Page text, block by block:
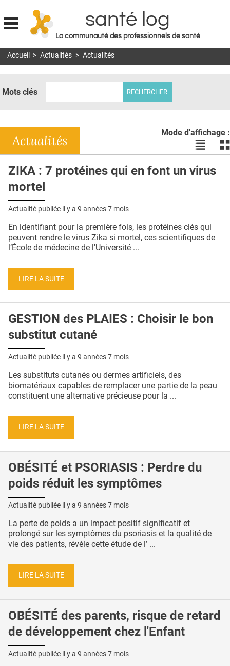
Jump to navigation
santé log
La communauté des professionnels de santé
MON COMPTE
DOSSIERS
RÉSEAUX
E-REVUE SAD
QUI SOMMES-NOUS ?
CONDITIONS GÉNÉRALES
CRÉDITS
Accueil > Actualités > Actualités
Mots clés
Mode d'affichage :
Voir
les
en
les
Actualités
ZIKA : 7 protéines qui en font un virus
mortel
Actualité publiée il y a 9 années 7 mois
En identifiant pour la première fois, les protéines clés qui
peuvent rendre le virus Zika si mortel, ces scientifiques de
l’École de médecine de l'Université ...
LIRE LA SUITE
GESTION des PLAIES : Choisir le bon
substitut cutané
Actualité publiée il y a 9 années 7 mois
Les substituts cutanés ou dermes artificiels, des
biomatériaux capables de remplacer une partie de la peau
constituent une alternative précieuse pour la ...
LIRE LA SUITE
OBÉSITÉ et PSORIASIS : Perdre du
poids réduit les symptômes
Actualité publiée il y a 9 années 7 mois
La perte de poids a un impact positif significatif et
prolongé sur les symptômes du psoriasis et la qualité de
vie des patients, révèle cette étude de l’ ...
LIRE LA SUITE
OBÉSITÉ des parents, risque de retard
de développement chez l'Enfant
Actualité publiée il y a 9 années 7 mois